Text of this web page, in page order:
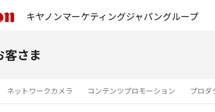
キヤノンマーケティングジャパングループ
客さま
ネットワークカメラ コンテンツプロモーション プロダ